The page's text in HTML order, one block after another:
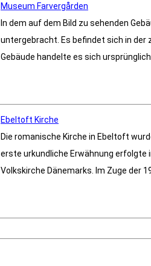
Museum Farvergården
In dem auf dem Bild zu sehenden
untergebracht. Es befindet sich in der
Gebäude handelte es sich ursprünglich
Ebeltoft Kirche
Die romanische Kirche in Ebeltoft
erste urkundliche Erwähnung erfolgte
Volkskirche Dänemarks. Im Zuge der